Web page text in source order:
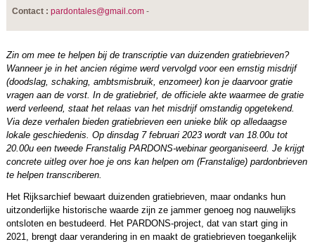
Contact : pardontales@gmail.com-
Zin om mee te helpen bij de transcriptie van duizenden gratiebrieven?
Wanneer je in het ancien régime werd vervolgd voor een ernstig misdrijf
(doodslag, schaking, ambtsmisbruik, enzomeer) kon je daarvoor gratie
vragen aan de vorst. In de gratiebrief, de officiele akte waarmee de gratie
werd verleend, staat het relaas van het misdrijf omstandig opgetekend.
Via deze verhalen bieden gratiebrieven een unieke blik op alledaagse
lokale geschiedenis. Op dinsdag 7 februari 2023 wordt van 18.00u tot
20.00u een tweede Franstalig PARDONS-webinar georganiseerd. Je krijgt
concrete uitleg over hoe je ons kan helpen om (Franstalige) pardonbrieven
te helpen transcriberen.
Het Rijksarchief bewaart duizenden gratiebrieven, maar ondanks hun
uitzonderlijke historische waarde zijn ze jammer genoeg nog nauwelijks
ontsloten en bestudeerd. Het PARDONS-project, dat van start ging in
2021, brengt daar verandering in en maakt de gratiebrieven toegankelijk